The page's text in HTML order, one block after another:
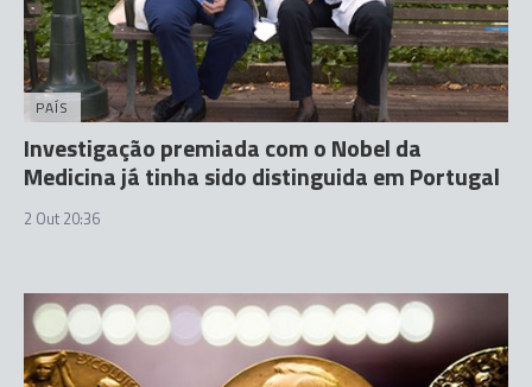
PAÍS
Investigação premiada com o Nobel da
Medicina já tinha sido distinguida em Portugal
2 Out 20:36